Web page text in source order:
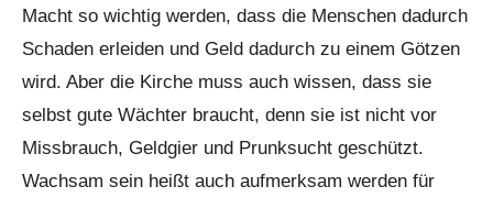
Macht so wichtig werden, dass die Menschen dadurch
Schaden erleiden und Geld dadurch zu einem Götzen
wird. Aber die Kirche muss auch wissen, dass sie
selbst gute Wächter braucht, denn sie ist nicht vor
Missbrauch, Geldgier und Prunksucht geschützt.
Wachsam sein heißt auch aufmerksam werden für